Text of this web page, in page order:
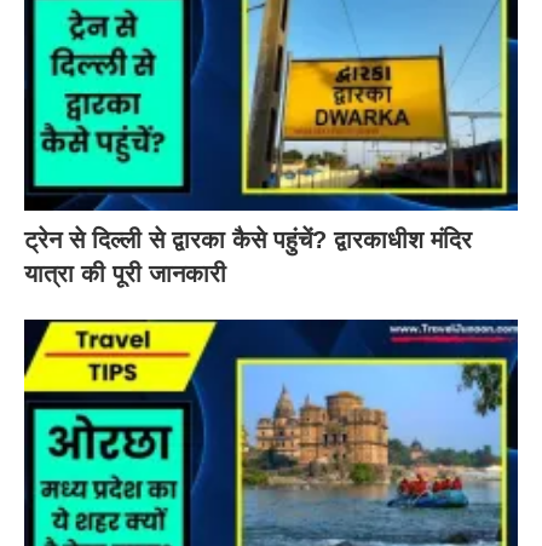
ट्रेन से दिल्ली से द्वारका कैसे पहुंचें? द्वारकाधीश मंदिर
यात्रा की पूरी जानकारी